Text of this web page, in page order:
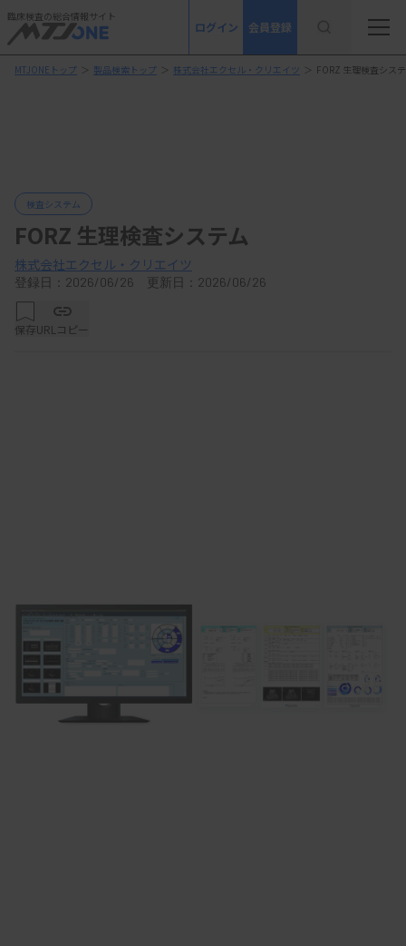
臨床検査の総合情報サイト
ログイン 会員登録
MTJONEトップ ＞ 製品検索トップ ＞ 株式会社エクセル・クリエイツ ＞ FORZ 生理検査シス
検査システム
FORZ 生理検査システム
株式会社エクセル・クリエイツ
登録日：2026/06/26 更新日：2026/06/26
保存URLコピー